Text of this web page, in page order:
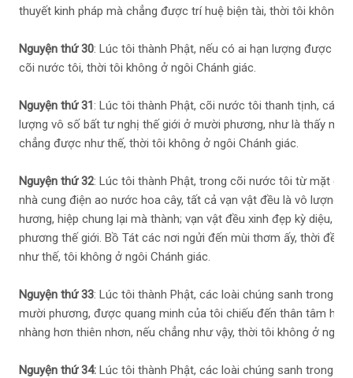
thuyết kinh pháp mà chẳng được trí huệ biện tài, thời tôi không ở
Nguyện thứ 30: Lúc tôi thành Phật, nếu có ai hạn lượng được trí
cõi nước tôi, thời tôi không ở ngôi Chánh giác.
Nguyện thứ 31: Lúc tôi thành Phật, cõi nước tôi thanh tịnh, các
lượng vô số bất tư nghị thế giới ở mười phương, như là thấy mặt
chẳng được như thế, thời tôi không ở ngôi Chánh giác.
Nguyện thứ 32: Lúc tôi thành Phật, trong cõi nước tôi từ mặt đất
nhà cung điện ao nước hoa cây, tất cả vạn vật đều là vô lượng
hương, hiệp chung lại mà thành; vạn vật đều xinh đẹp kỳ diệu,
phương thế giới. Bồ Tát các nơi ngửi đến mùi thơm ấy, thời đều
như thế, tôi không ở ngôi Chánh giác.
Nguyện thứ 33: Lúc tôi thành Phật, các loài chúng sanh trong
mười phương, được quang minh của tôi chiếu đến thân tâm họ,
nhàng hơn thiên nhơn, nếu chẳng như vậy, thời tôi không ở ngôi
Nguyện thứ 34: Lúc tôi thành Phật, các loài chúng sanh trong